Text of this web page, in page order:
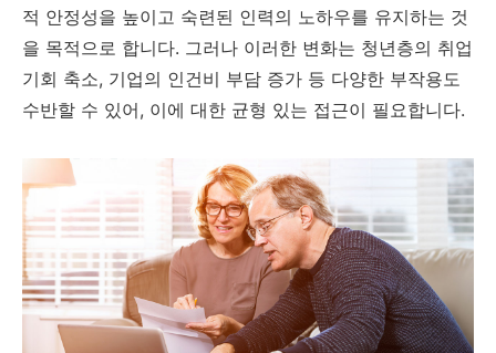
적 안정성을 높이고 숙련된 인력의 노하우를 유지하는 것
을 목적으로 합니다. 그러나 이러한 변화는 청년층의 취업
기회 축소, 기업의 인건비 부담 증가 등 다양한 부작용도
수반할 수 있어, 이에 대한 균형 있는 접근이 필요합니다.